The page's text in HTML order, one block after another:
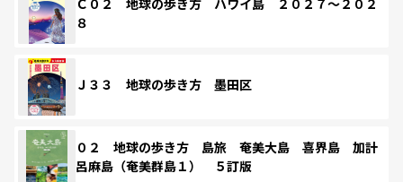
８
Ｊ３３ 地球の歩き方 墨田区
０２ 地球の歩き方 島旅 奄美大島 喜界島 加計
呂麻島（奄美群島１） ５訂版